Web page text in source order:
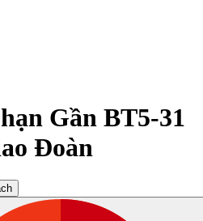
Gần BT5-31
Đoàn